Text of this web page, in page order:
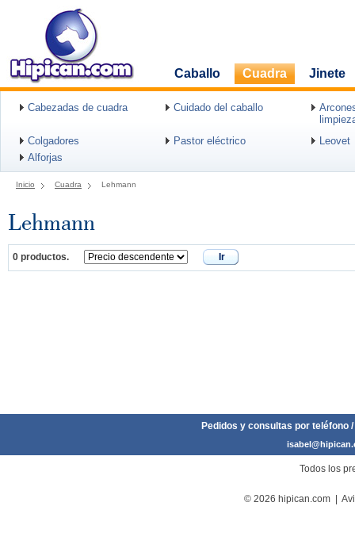
Caballo Cuadra Jinete
Cabezadas de cuadra Cuidado del caballo
Colgadores
Pastor eléctrico
Leovet
Alforjas
Inicio Cuadra Lehmann
Lehmann
0 productos. Ir
Pedidos y consultas por teléfono
Todos los
© 2026 hipican.com |